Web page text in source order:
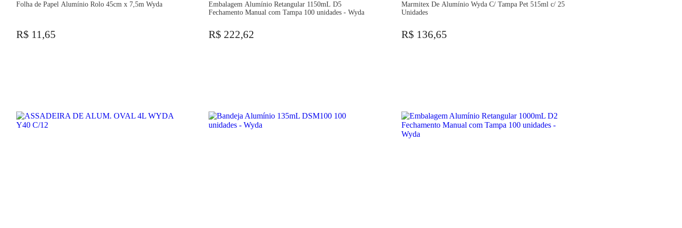
Folha de Papel Alumínio Rolo 45cm x 7,5m Wyda
R$ 11,65
Embalagem Alumínio Retangular 1150mL D5
Fechamento Manual com Tampa 100 unidades - Wyda
R$ 222,62
Marmitex De Alumínio Wyda C/ Tampa Pet 515ml c/ 25
Unidades
R$ 136,65